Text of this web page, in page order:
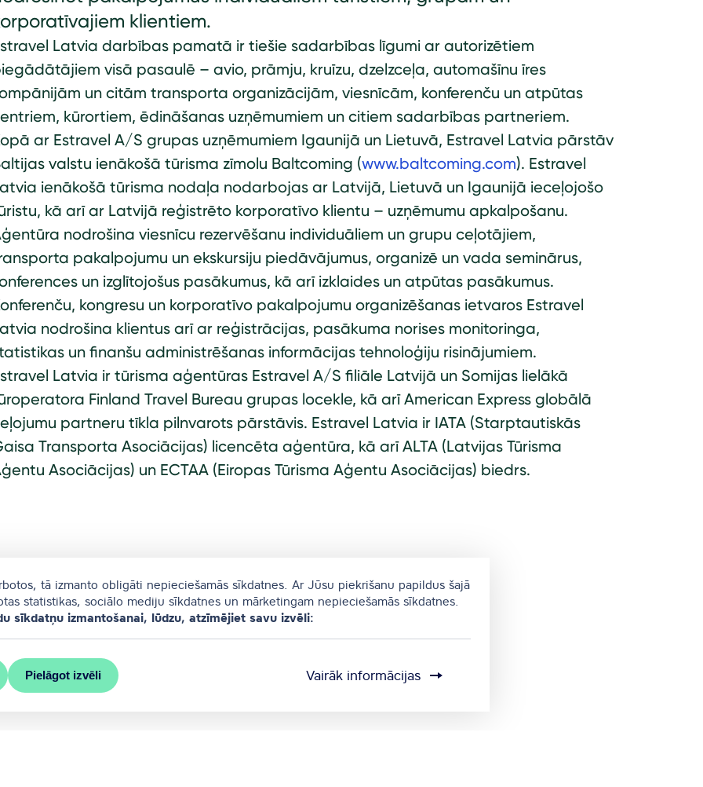
klientiem.
Latvia darbības pamatā ir tiešie sadarbības līgumi ar autorizētiem
visā pasaulē – avio, prāmju, kruīzu, dzelzceļa, automašīnu īres
un citām transporta organizācijām, viesnīcām, konferenču un atpūtas
kūrortiem, ēdināšanas uzņēmumiem un citiem sadarbības partneriem.
ar Estravel A/S grupas uzņēmumiem Igaunijā un Lietuvā, Estravel Latvia pārstāv
valstu ienākošā tūrisma zīmolu Baltcoming (www.baltcoming.com). Estravel
ienākošā tūrisma nodaļa nodarbojas ar Latvijā, Lietuvā un Igaunijā ieceļojošo
kā arī ar Latvijā reģistrēto korporatīvo klientu – uzņēmumu apkalpošanu.
nodrošina viesnīcu rezervēšanu individuāliem un grupu ceļotājiem,
pakalpojumu un ekskursiju piedāvājumus, organizē un vada seminārus,
un izglītojošus pasākumus, kā arī izklaides un atpūtas pasākumus.
kongresu un korporatīvo pakalpojumu organizēšanas ietvaros Estravel
nodrošina klientus arī ar reģistrācijas, pasākuma norises monitoringa,
un finanšu administrēšanas informācijas tehnoloģiju risinājumiem.
Latvia ir tūrisma aģentūras Estravel A/S filiāle Latvijā un Somijas lielākā
Finland Travel Bureau grupas locekle, kā arī American Express globālā
partneru tīkla pilnvarots pārstāvis. Estravel Latvia ir IATA (Starptautiskās
Transporta Asociācijas) licencēta aģentūra, kā arī ALTA (Latvijas Tūrisma
Asociācijas) un ECTAA (Eiropas Tūrisma Aģentu Asociācijas) biedrs.
tā izmanto obligāti nepieciešamās sīkdatnes. Ar Jūsu piekrišanu papildus šajā
statistikas, sociālo mediju sīkdatnes un mārketingam nepieciešamās sīkdatnes.
sīkdatņu izmantošanai, lūdzu, atzīmējiet savu izvēli:
Pielāgot izvēli Vairāk informācijas